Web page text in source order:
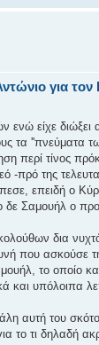
για τον
ενώ είχε διώξει
τα ''πνεύματα
περί τίνος
-πρό της
επειδή ο
Σαμουήλ ο
δια
που ασκούσε
το οποίο
και υπόλοιπα
αυτή του
το τι δηλαδή